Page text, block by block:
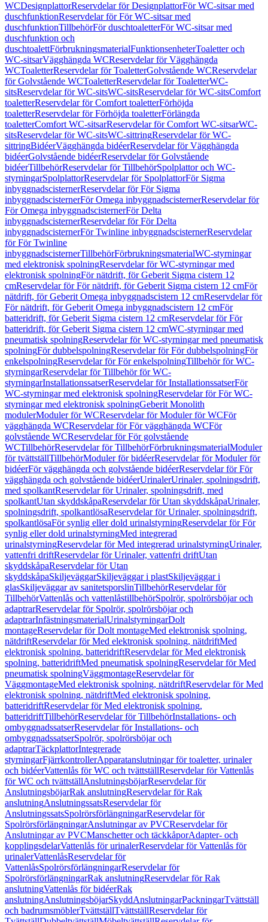
WCDesignplattorReservdelar för DesignplattorFör WC-sitsar med
duschfunktionReservdelar för För WC-sitsar med
duschfunktionTillbehörFör duschtoaletterFör WC-sitsar med
duschfunktion och
duschtoalettFörbrukningsmaterialFunktionsenheterToaletter och
WC-sitsarVägghängda WCReservdelar för Vägghängda
WCToaletterReservdelar för ToaletterGolvstående WCReservdelar
för Golvstående WCToaletterReservdelar för ToaletterWC-
sitsReservdelar för WC-sitsWC-sitsReservdelar för WC-sitsComfort
toaletterReservdelar för Comfort toaletterFörhöjda
toaletterReservdelar för Förhöjda toaletterFörlängda
toaletterComfort WC-sitsarReservdelar för Comfort WC-sitsarWC-
sitsReservdelar för WC-sitsWC-sittringReservdelar för WC-
sittringBidéerVägghängda bidéerReservdelar för Vägghängda
bidéerGolvstående bidéerReservdelar för Golvstående
bidéerTillbehörReservdelar för TillbehörSpolplattor och WC-
styrningarSpolplattorReservdelar för SpolplattorFör Sigma
inbyggnadscisternerReservdelar för För Sigma
inbyggnadscisternerFör Omega inbyggnadscisternerReservdelar för
För Omega inbyggnadscisternerFör Delta
inbyggnadscisternerReservdelar för För Delta
inbyggnadscisternerFör Twinline inbyggnadscisternerReservdelar
för För Twinline
inbyggnadscisternerTillbehörFörbrukningsmaterialWC-styrningar
med elektronisk spolningReservdelar för WC-styrningar med
elektronisk spolningFör nätdrift, för Geberit Sigma cistern 12
cmReservdelar för För nätdrift, för Geberit Sigma cistern 12 cmFör
nätdrift, för Geberit Omega inbyggnadscistern 12 cmReservdelar för
För nätdrift, för Geberit Omega inbyggnadscistern 12 cmFör
batteridrift, för Geberit Sigma cistern 12 cmReservdelar för För
batteridrift, för Geberit Sigma cistern 12 cmWC-styrningar med
pneumatisk spolningReservdelar för WC-styrningar med pneumatisk
spolningFör dubbelspolningReservdelar för För dubbelspolningFör
enkelspolningReservdelar för För enkelspolningTillbehör för WC-
styrningarReservdelar för Tillbehör för WC-
styrningarInstallationssatserReservdelar för InstallationssatserFör
WC-styrningar med elektronisk spolningReservdelar för För WC-
styrningar med elektronisk spolningGeberit Monolith
modulerModuler för WCReservdelar för Moduler för WCFör
vägghängda WCReservdelar för För vägghängda WCFör
golvstående WCReservdelar för För golvstående
WCTillbehörReservdelar för TillbehörFörbrukningsmaterialModuler
för tvättställTillbehörModuler för bidéerReservdelar för Moduler för
bidéerFör vägghängda och golvstående bidéerReservdelar för För
vägghängda och golvstående bidéerUrinalerUrinaler, spolningsdrift,
med spolkantReservdelar för Urinaler, spolningsdrift, med
spolkantUtan skyddskåpaReservdelar för Utan skyddskåpaUrinaler,
spolningsdrift, spolkantlösaReservdelar för Urinaler, spolningsdrift,
spolkantlösaFör synlig eller dold urinalstyrningReservdelar för För
synlig eller dold urinalstyrningMed integrerad
urinalstyrningReservdelar för Med integrerad urinalstyrningUrinaler,
vattenfri driftReservdelar för Urinaler, vattenfri driftUtan
skyddskåpaReservdelar för Utan
skyddskåpaSkiljeväggarSkiljeväggar i plastSkiljeväggar i
glasSkiljeväggar av sanitetsporslinTillbehörReservdelar för
TillbehörVattenlås och vattenlåstillbehörSpolrör, spolrörsböjar och
adaptrarReservdelar för Spolrör, spolrörsböjar och
adaptrarInfästningsmaterialUrinalstyrningarDolt
montageReservdelar för Dolt montageMed elektronisk spolning,
nätdriftReservdelar för Med elektronisk spolning, nätdriftMed
elektronisk spolning, batteridriftReservdelar för Med elektronisk
spolning, batteridriftMed pneumatisk spolningReservdelar för Med
pneumatisk spolningVäggmontageReservdelar för
VäggmontageMed elektronisk spolning, nätdriftReservdelar för Med
elektronisk spolning, nätdriftMed elektronisk spolning,
batteridriftReservdelar för Med elektronisk spolning,
batteridriftTillbehörReservdelar för TillbehörInstallations- och
ombyggnadssatserReservdelar för Installations- och
ombyggnadssatserSpolrör, spolrörsböjar och
adaptrarTäckplattorIntegrerade
styrningarFjärrkontrollerApparatanslutningar för toaletter, urinaler
och bidéerVattenlås för WC och tvättställReservdelar för Vattenlås
för WC och tvättställAnslutningsböjarReservdelar för
AnslutningsböjarRak anslutningReservdelar för Rak
anslutningAnslutningssatsReservdelar för
AnslutningssatsSpolrörsförlängningarReservdelar för
SpolrörsförlängningarAnslutningar av PVCReservdelar för
Anslutningar av PVCManschetter och täckkåporAdapter- och
kopplingsdelarVattenlås för urinalerReservdelar för Vattenlås för
urinalerVattenlåsReservdelar för
VattenlåsSpolrörsförlängningarReservdelar för
SpolrörsförlängningarRak anslutningReservdelar för Rak
anslutningVattenlås för bidéerRak
anslutningAnslutningsböjarSkyddAnslutningarPackningarTvättställ
och badrumsmöblerTvättställTvättställReservdelar för